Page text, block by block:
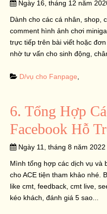
Ngày 16, tháng 12 năm
Dành cho các cá nhân, shop,
comment hình ảnh chơi
trực tiếp trên bài viết hoặc
nhờ tư vấn cho sinh động,
D/vụ cho Fanpage,
6. Tổng Hợp
Facebook Hỗ
Ngày 11, tháng 8 năm 2022
Mình tổng hợp các dịch vụ và
cho ACE tiện tham khảo nhé.
like cmt, feedback, cmt live,
kéo khách, đánh giá 5 sao...